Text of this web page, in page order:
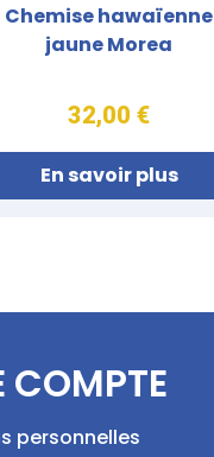
Chemise hawaïenne
jaune Morea
32,00 €
En savoir plus
COMPTE
personnelles